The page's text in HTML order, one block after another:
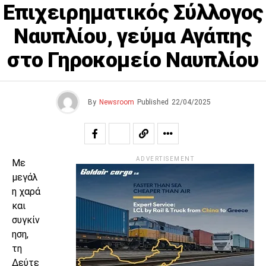
Επιχειρηματικός Σύλλογος
Ναυπλίου, γεύμα Αγάπης
στο Γηροκομείο Ναυπλίου
By Newsroom Published 22/04/2025
Με
μεγάλ
η χαρά
και
συγκίν
ηση,
τη
Δεύτε
ADVERTISEMENT